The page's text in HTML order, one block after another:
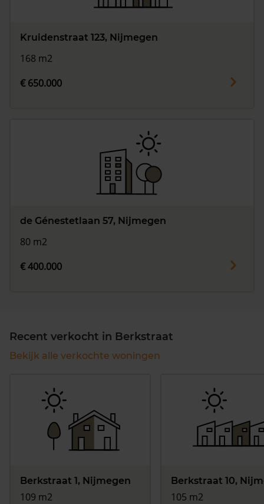
Kruidenstraat 123, Nijmegen
168 m2
€ 650.000
de Génestetlaan 57, Nijmegen
80 m2
€ 400.000
Recent verkocht in Berkstraat
Bekijk alle verkochte woningen
Berkstraat 1, Nijmegen
109 m2
Berkstraat 10,
105 m2